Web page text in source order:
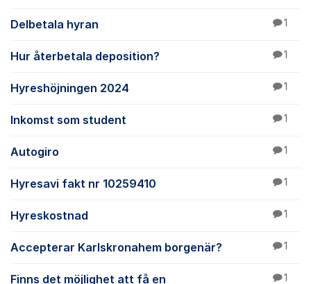
Delbetala hyran 1
Hur återbetala deposition? 1
Hyreshöjningen 2024 1
Inkomst som student 1
Autogiro 1
Hyresavi fakt nr 10259410 1
Hyreskostnad 1
Accepterar Karlskronahem borgenär? 1
Finns det möjlighet att få en 1